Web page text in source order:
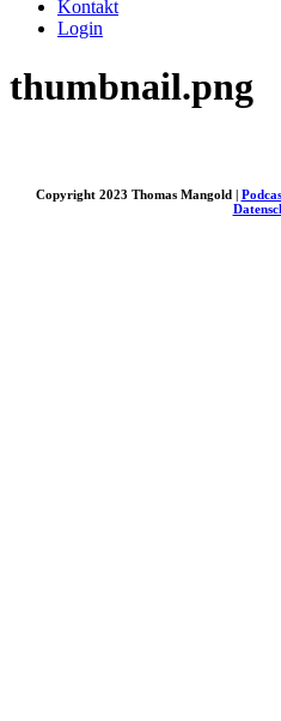
Kontakt
Login
thumbnail.png
Copyright 2023 Thomas Mangold |